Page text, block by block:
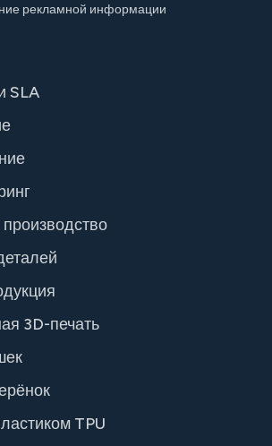
рекламной информации
SLA
3D-печать
TPU